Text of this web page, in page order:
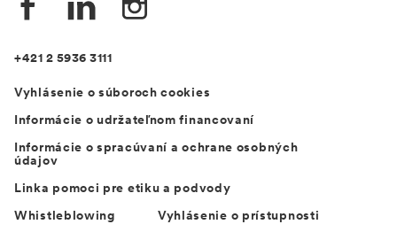
+421 2 5936 3111
Vyhlásenie o súboroch cookies
Informácie o udržateľnom financovaní
Informácie o spracúvaní a ochrane osobných
údajov
Linka pomoci pre etiku a podvody
Whistleblowing Vyhlásenie o prístupnosti